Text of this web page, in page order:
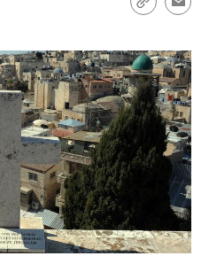
Link